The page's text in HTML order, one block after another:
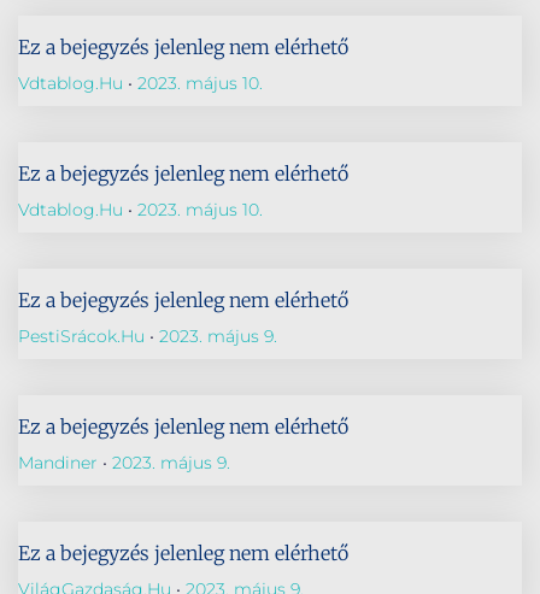
Ez a bejegyzés jelenleg nem elérhető
Vdtablog.hu 2023. május 10.
Ez a bejegyzés jelenleg nem elérhető
Vdtablog.hu 2023. május 10.
Ez a bejegyzés jelenleg nem elérhető
PestiSrácok.hu 2023. május 9.
Ez a bejegyzés jelenleg nem elérhető
Mandiner 2023. május 9.
Ez a bejegyzés jelenleg nem elérhető
VilágGazdaság.hu 2023. május 9.